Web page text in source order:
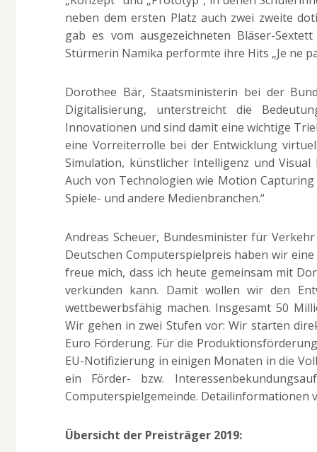
neben dem ersten Platz auch zwei zweite
gab es vom ausgezeichneten Bläser-
Stürmerin Namika performte ihre Hits „Je ne
Dorothee Bär, Staatsministerin bei der
Digitalisierung, unterstreicht die
Innovationen und sind damit eine wichtige
eine Vorreiterrolle bei der Entwicklung
Simulation, künstlicher Intelligenz und
Auch von Technologien wie Motion
Spiele- und andere Medienbranchen.“
Andreas Scheuer, Bundesminister für
Deutschen Computerspielpreis haben wir
freue mich, dass ich heute gemeinsam mit
verkünden kann. Damit wollen wir den
wettbewerbsfähig machen. Insgesamt 50
Wir gehen in zwei Stufen vor: Wir starten
Euro Förderung. Für die
EU-Notifizierung in einigen Monaten in die
ein Förder- bzw.
Computerspielgemeinde. Detailinformationen
Übersicht der Preisträger 2019: